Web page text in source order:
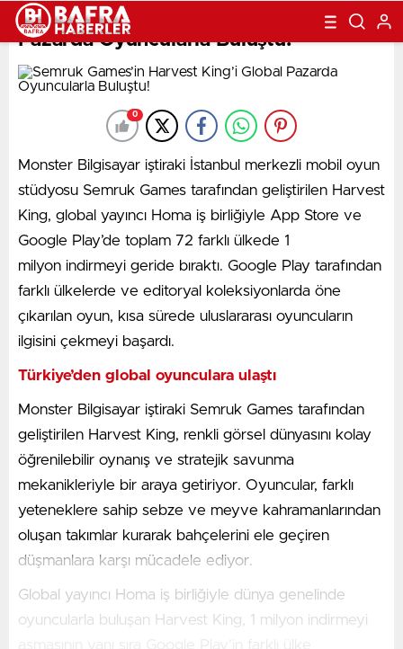
Semruk Games’in Harvest King’i Global
Pazarda Oyuncularla Buluştu!
0
Monster Bilgisayar iştiraki İstanbul merkezli mobil oyun
stüdyosu Semruk Games tarafından geliştirilen Harvest
King, global yayıncı Homa iş birliğiyle App Store ve
Google Play’de toplam 72 farklı ülkede 1
milyon indirmeyi geride bıraktı. Google Play tarafından
farklı ülkelerde ve editoryal koleksiyonlarda öne
çıkarılan oyun, kısa sürede uluslararası oyuncuların
ilgisini çekmeyi başardı.
Türkiye’den global oyunculara ulaştı
Monster Bilgisayar iştiraki Semruk Games tarafından
geliştirilen Harvest King, renkli görsel dünyasını kolay
öğrenilebilir oynanış ve stratejik savunma
mekanikleriyle bir araya getiriyor. Oyuncular, farklı
yeteneklere sahip sebze ve meyve kahramanlarından
oluşan takımlar kurarak bahçelerini ele geçiren
düşmanlara karşı mücadele ediyor.
Global yayıncı Homa iş birliğiyle dünya genelinde
oyuncularla buluşan Harvest King, 1 milyon indirmeyi